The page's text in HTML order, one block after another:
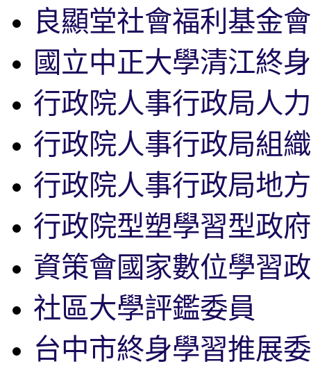
良顯堂社會福利基金
國立中正大學清江終
行政院人事行政局人
行政院人事行政局組
行政院人事行政局地
行政院型塑學習型政
資策會國家數位學習
社區大學評鑑委員
台中市終身學習推展